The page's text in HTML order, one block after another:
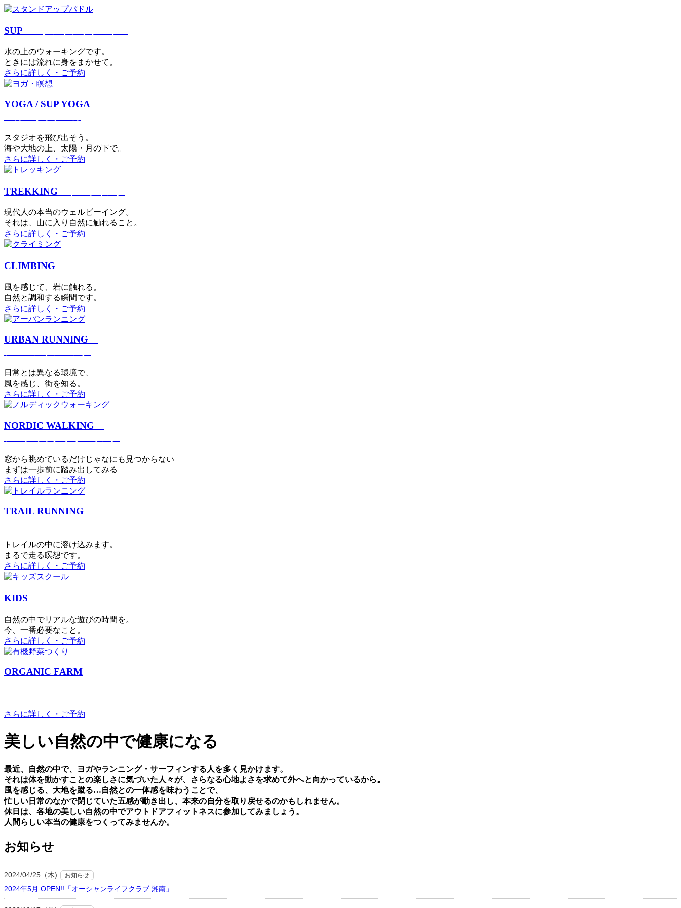
SUP
⽔の上のウォーキングです。
ときには流れに身をまかせて。
さらに詳しく・ご予約
YOGA / SUP YOGA
スタジオを⾶び出そう。
海や大地の上、太陽・⽉の下で。
さらに詳しく・ご予約
TREKKING
現代⼈の本当のウェルビーイング。
それは、⼭に⼊り⾃然に触れること。
さらに詳しく・ご予約
CLIMBING
⾵を感じて、岩に触れる。
⾃然と調和する瞬間です。
さらに詳しく・ご予約
URBAN RUNNING
日常とは異なる環境で、
風を感じ、街を知る。
さらに詳しく・ご予約
NORDIC WALKING
窓から眺めているだけじゃなにも見つからない
まずは一歩前に踏み出してみる
さらに詳しく・ご予約
TRAIL RUNNING
トレイルの中に溶け込みます。
まるで⾛る瞑想です。
さらに詳しく・ご予約
KIDS
⾃然の中でリアルな遊びの時間を。
今、⼀番必要なこと。
さらに詳しく・ご予約
ORGANIC FARM
さらに詳しく・ご予約
美しい⾃然の中で健康になる
最近、⾃然の中で、ヨガやランニング・サーフィンする⼈を多く⾒かけます。
それは体を動かすことの楽しさに気づいた⼈々が、さらなる⼼地よさを求めて外へと向かっているから。
⾵を感じる、⼤地を蹴る…⾃然との⼀体感を味わうことで、
忙しい⽇常のなかで閉じていた五感が動き出し、本来の⾃分を取り戻せるのかもしれません。
休⽇は、各地の美しい⾃然の中でアウトドアフィットネスに参加してみましょう。
⼈間らしい本当の健康をつくってみませんか。
お知らせ
2024/04/25（木) お知らせ
2024年5月 OPEN!!「オーシャンライフクラブ 湘南」